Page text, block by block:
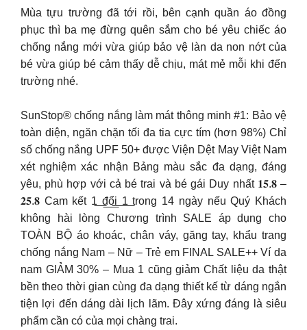
Mùa tựu trường đã tới rồi, bên cạnh quần áo đồng
phục thì ba mẹ đừng quên sắm cho bé yêu chiếc áo
chống nắng mới vừa giúp bảo vệ làn da non nớt của
bé vừa giúp bé cảm thấy dễ chịu, mát mẻ mỗi khi đến
trường nhé.
SunStop® chống nắng làm mát thông minh #1: Bảo vệ
toàn diện, ngăn chặn tối đa tia cực tím (hơn 98%) Chỉ
số chống nắng UPF 50+ được Viện Dệt May Việt Nam
xét nghiệm xác nhận Bảng màu sắc đa dạng, đáng
yêu, phù hợp với cả bé trai và bé gái Duy nhất 𝟏𝟓.𝟖 –
𝟐𝟓.𝟖 Cam kết 1͟ ͟đ͟ổ͟i͟ ͟1͟ trong 14 ngày nếu Quý Khách
không hài lòng Chương trình SALE áp dụng cho
TOÀN BỘ áo khoác, chân váy, găng tay, khẩu trang
chống nắng Nam – Nữ – Trẻ em FINAL SALE++ Ví da
nam GIẢM 30% – Mua 1 cũng giảm Chất liệu da thật
bền theo thời gian cùng đa dạng thiết kế từ dáng ngắn
tiện lợi đến dáng dài lịch lãm. Đây xứng đáng là siêu
phẩm cần có của mọi chàng trai.